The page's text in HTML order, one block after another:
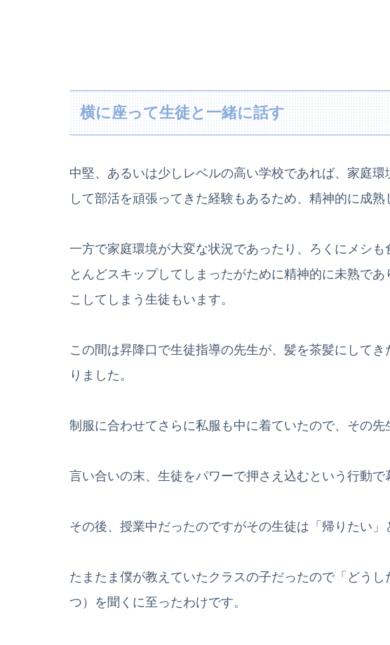
横に座って生徒と一緒に話す
中堅、あるいは少しレベルの高い学校であれば、家庭
して部活を頑張ってきた経験もあるため、精神的に成熟
一方で家庭環境が大変な状況であったり、ろくにメシ
とんどスキップしてしまったがために精神的に未熟で
こしてしまう生徒もいます。
この間は昇降口で生徒指導の先生が、髪を茶髪にして
りました。
制服に合わせてさらに私服も中に着ていたので、その先
言い合いの末、生徒をパワーで押さえ込むという行動で
その後、授業中だったのですがその生徒は「帰りたい」
たまたま僕が教えていたクラスの子だったので「どう
つ）を聞くに至ったわけです。